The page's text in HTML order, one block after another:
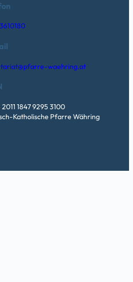
waehring.at
1847 9295 3100
Katholische Pfarre Währing